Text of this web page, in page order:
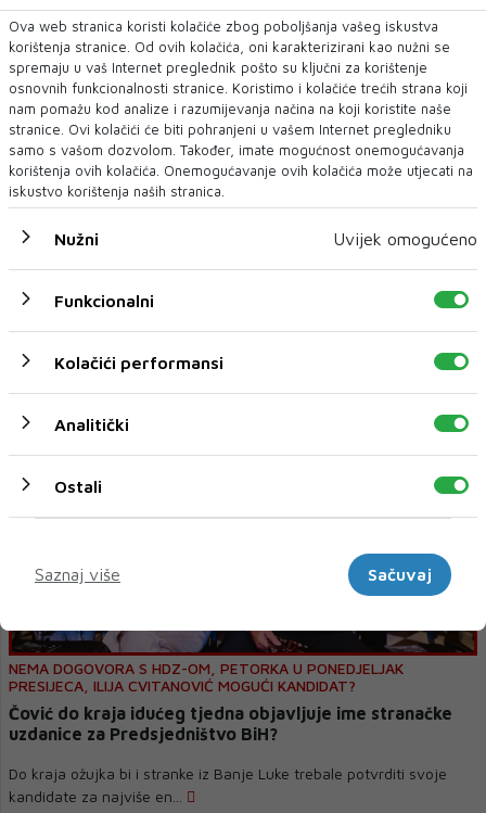
kako je okupljanje hrvatske oporben...
DOŽIVOTNI RAVNATELJ
Broji li Primorac posljednje dane na čelu BHANSA-e?
Čović otvoreno proziva Fortu, Primorac nadležno parlamentarno
Povjerenstvo jer nije prošla izmjen...
NEMA DOGOVORA S HDZ-OM, PETORKA U PONEDJELJAK
PRESIJECA, ILIJA CVITANOVIĆ MOGUĆI KANDIDAT?
Čović do kraja idućeg tjedna objavljuje ime stranačke
uzdanice za Predsjedništvo BiH?
Do kraja ožujka bi i stranke iz Banje Luke trebale potvrditi svoje
kandidate za najviše en...
Ova web stranica koristi kolačiće zbog poboljšanja vašeg iskustva
korištenja stranice. Od ovih kolačića, oni karakterizirani kao nužni se
spremaju u vaš Internet preglednik pošto su ključni za korištenje
osnovnih funkcionalnosti stranice. Koristimo i kolačiće trećih strana koji
nam pomažu kod analize i razumijevanja načina na koji koristite naše
stranice. Ovi kolačići će biti pohranjeni u vašem Internet pregledniku
samo s vašom dozvolom. Također, imate mogućnost onemogućavanja
korištenja ovih kolačića. Onemogućavanje ovih kolačića može utjecati na
iskustvo korištenja naših stranica.
Nužni Uvijek omogućeno
Funkcionalni
Kolačići performansi
Analitički
Ostali
Saznaj više
Sačuvaj